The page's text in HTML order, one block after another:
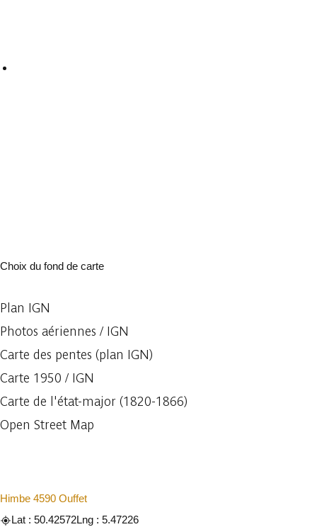
Choix du fond de carte
Plan IGN
Photos aériennes / IGN
Carte des pentes (plan IGN)
Carte 1950 / IGN
Carte de l'état-major (1820-1866)
Open Street Map
Himbe 4590 Ouffet
Lat : 50.42572Lng : 5.47226